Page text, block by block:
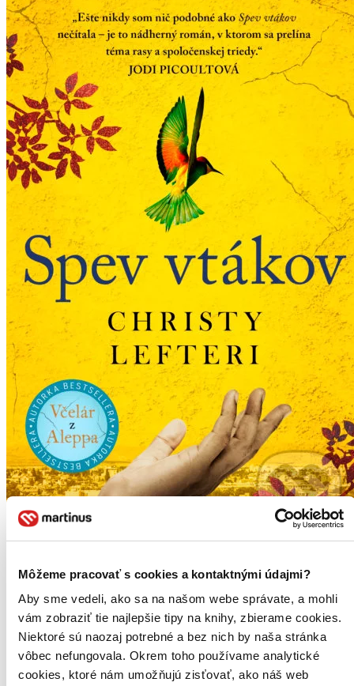
Môžeme pracovať s cookies a kontaktnými údajmi?
Aby sme vedeli, ako sa na našom webe správate, a mohli
vám zobraziť tie najlepšie tipy na knihy, zbierame cookies.
Niektoré sú naozaj potrebné a bez nich by naša stránka
vôbec nefungovala. Okrem toho používame analytické
cookies, ktoré nám umožňujú zisťovať, ako náš web